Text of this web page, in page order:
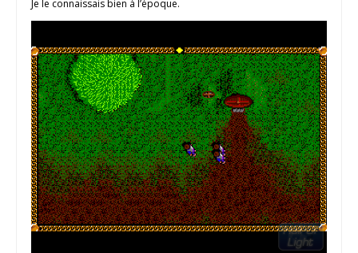
Je le connaissais bien à l’époque.